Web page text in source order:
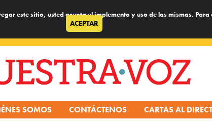
este sitio, usted acepta el implemento y uso de las mismas.
ACEPTAR
SOMOS CONTÁCTENOS CARTAS AL